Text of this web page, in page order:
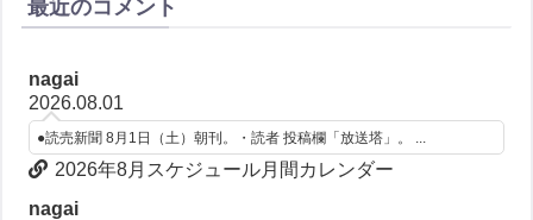
最近のコメント
nagai
2026.08.01
●読売新聞 8月1日（土）朝刊。・読者 投稿欄「放送塔」。 ...
2026年8月スケジュール月間カレンダー
nagai